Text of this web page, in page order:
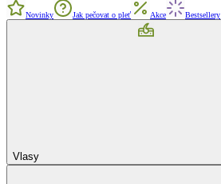
Novinky Jak pečovat o pleť Akce Bestsellery
Vlasy